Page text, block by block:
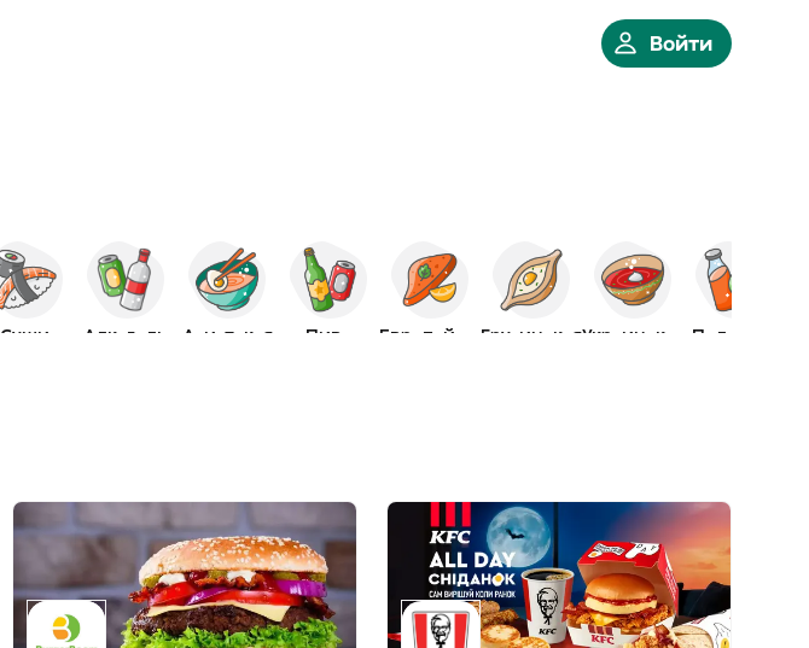
Войти
Суши Алкоголь Азиатская Пиво Грузинская Полезное